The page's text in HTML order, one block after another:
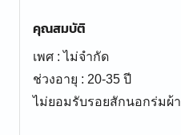
คุณสมบัติ
เพศ : ไม่จำกัด
ช่วงอายุ : 20-35 ปี
ไม่ยอมรับรอยสักนอกร่มผ้า